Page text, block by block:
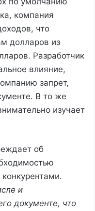
компания
что
долларов из
Разработчик
влияние,
запрет,
В то же
изучает
об
и
документе, что